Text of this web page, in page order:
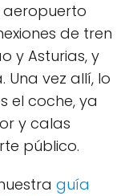
aeropuerto
de tren
y Asturias, y
vez allí, lo
el coche, ya
y calas
público.
guía